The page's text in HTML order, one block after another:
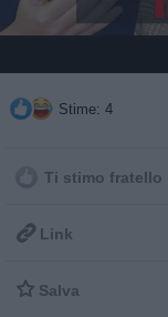
Stime: 4
Ti stimo fratello
 Link
 Salva